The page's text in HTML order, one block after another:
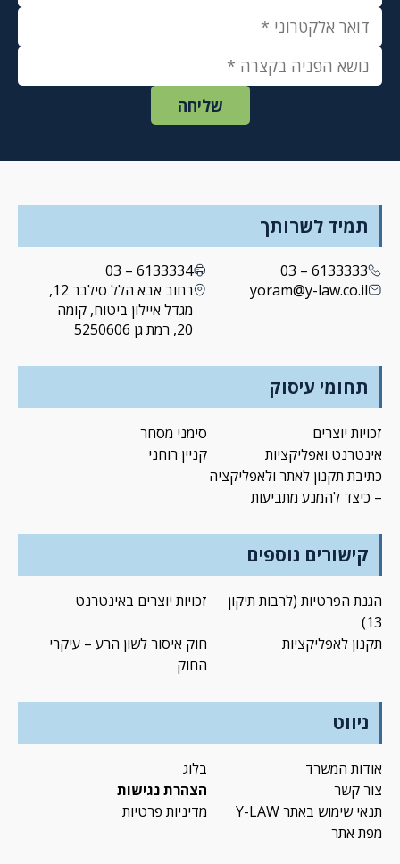
תמיד לשרותך
6133333 – 03
6133334 – 03
yoram@y-law.co.il
רחוב אבא הלל סילבר 12,
מגדל איילון ביטוח, קומה
20, רמת גן 5250606
תחומי עיסוק
זכויות יוצרים
סימני מסחר
אינטרנט ואפליקציות
קניין רוחני
כתיבת תקנון לאתר ולאפליקציה
– כיצד להמנע מתביעות
קישורים נוספים
הגנת הפרטיות (לרבות תיקון
13)
זכויות יוצרים באינטרנט
תקנון לאפליקציות
חוק איסור לשון הרע – עיקרי
החוק
ניווט
אודות המשרד
בלוג
צור קשר
הצהרת נגישות
תנאי שימוש באתר Y-LAW
מדיניות פרטיות
מפת אתר